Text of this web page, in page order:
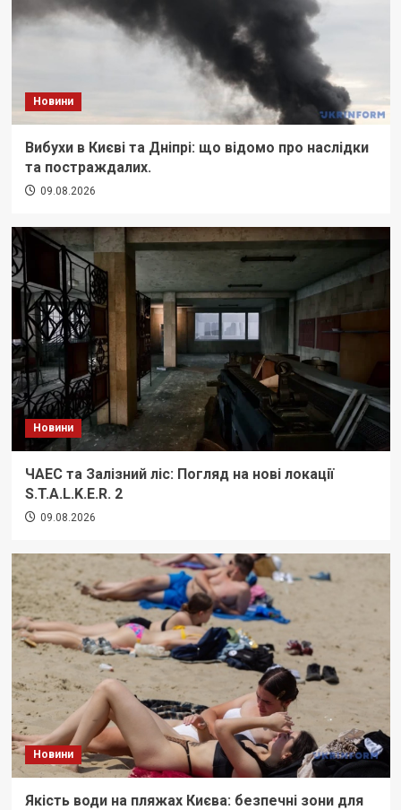
Новини
Вибухи в Києві та Дніпрі: що відомо про наслідки
та постраждалих.
09.08.2026
Новини
ЧАЕС та Залізний ліс: Погляд на нові локації
S.T.A.L.K.E.R. 2
09.08.2026
Новини
Якість води на пляжах Києва: безпечні зони для